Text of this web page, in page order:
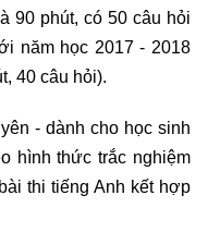
90 phút, có 50 câu hỏi
năm học 2017 - 2018
40 câu hỏi).
- dành cho học sinh
hình thức trắc nghiệm
thi tiếng Anh kết hợp